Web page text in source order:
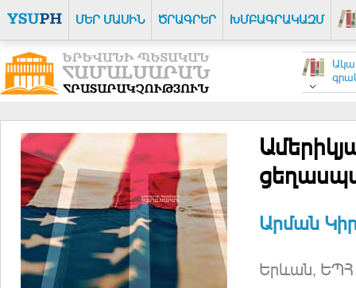
ՄԵՐ ՄԱՍԻՆ ԾՐԱԳՐԵՐ ԽՄԲԱԳՐԱԿԱԶՄ
Արման
Երևան, ԵՊՀ